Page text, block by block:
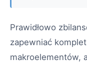
Prawidłowo
zapewniać
makroelementów,